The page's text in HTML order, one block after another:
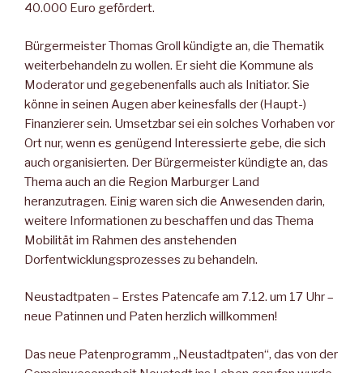
40.000 Euro gefördert.
Bürgermeister Thomas Groll kündigte an, die Thematik
weiterbehandeln zu wollen. Er sieht die Kommune als
Moderator und gegebenenfalls auch als Initiator. Sie
könne in seinen Augen aber keinesfalls der (Haupt-)
Finanzierer sein. Umsetzbar sei ein solches Vorhaben vor
Ort nur, wenn es genügend Interessierte gebe, die sich
auch organisierten. Der Bürgermeister kündigte an, das
Thema auch an die Region Marburger Land
heranzutragen. Einig waren sich die Anwesenden darin,
weitere Informationen zu beschaffen und das Thema
Mobilität im Rahmen des anstehenden
Dorfentwicklungsprozesses zu behandeln.
Neustadtpaten – Erstes Patencafe am 7.12. um 17 Uhr –
neue Patinnen und Paten herzlich willkommen!
Das neue Patenprogramm „Neustadtpaten“, das von der